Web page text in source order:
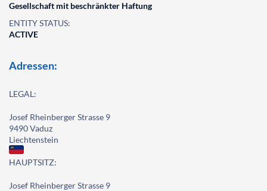
Gesellschaft mit beschränkter Haftung
ENTITY STATUS:
ACTIVE
Adressen:
LEGAL:
Josef Rheinberger Strasse 9
9490 Vaduz
Liechtenstein
HAUPTSITZ:
Josef Rheinberger Strasse 9